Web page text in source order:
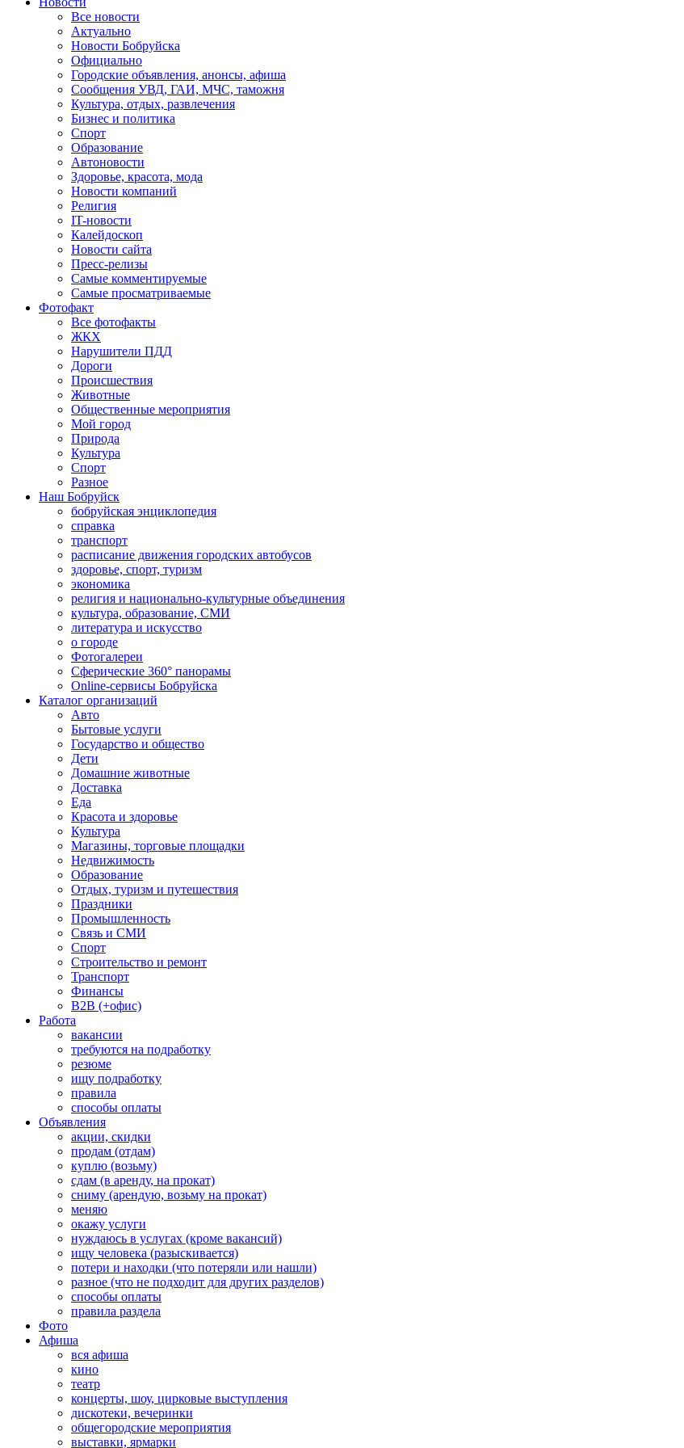
Все новости
Актуально
Новости Бобруйска
Официально
Городские объявления, анонсы, афиша
Сообщения УВД, ГАИ, МЧС, таможня
Культура, отдых, развлечения
Бизнес и политика
Спорт
Образование
Автоновости
Здоровье, красота, мода
Новости компаний
Религия
IT-новости
Калейдоскоп
Новости сайта
Пресс-релизы
Самые комментируемые
Самые просматриваемые
Фотофакт
Все фотофакты
ЖКХ
Нарушители ПДД
Дороги
Происшествия
Животные
Общественные мероприятия
Мой город
Природа
Культура
Спорт
Разное
Наш Бобруйск
бобруйская энциклопедия
справка
транспорт
расписание движения городских автобусов
здоровье, спорт, туризм
экономика
религия и национально-культурные объединения
культура, образование, СМИ
литература и искусство
о городе
Фотогалереи
Сферические 360° панорамы
Online-сервисы Бобруйска
Каталог организаций
Авто
Бытовые услуги
Государство и общество
Дети
Домашние животные
Доставка
Еда
Красота и здоровье
Культура
Магазины, торговые площадки
Недвижимость
Образование
Отдых, туризм и путешествия
Праздники
Промышленность
Связь и СМИ
Спорт
Строительство и ремонт
Транспорт
Финансы
B2B (+офис)
Работа
вакансии
требуются на подработку
резюме
ищу подработку
правила
способы оплаты
Объявления
акции, скидки
продам (отдам)
куплю (возьму)
сдам (в аренду, на прокат)
сниму (арендую, возьму на прокат)
меняю
окажу услуги
нуждаюсь в услугах (кроме вакансий)
ищу человека (разыскивается)
потери и находки (что потеряли или нашли)
разное (что не подходит для других разделов)
способы оплаты
правила раздела
Фото
Афиша
вся афиша
кино
театр
концерты, шоу, цирковые выступления
дискотеки, вечеринки
общегородские мероприятия
выставки, ярмарки